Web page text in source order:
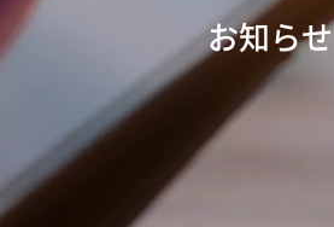
お知らせ